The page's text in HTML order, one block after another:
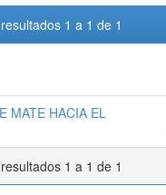
1 a 1 de 1
MATE HACIA EL
1 a 1 de 1